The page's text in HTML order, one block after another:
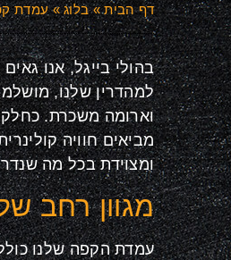
דף הבית»בלוג»עמדת
בהולי בייגל, אנו
למהדרין שלנו,
וארומה משכרת. כחלק
מביאים חוויה
ומצוידת בכל מה
מגוון רחב
עמדת הקפה שלנו